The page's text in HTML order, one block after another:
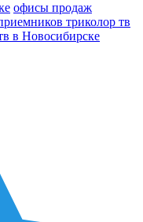
офисы продаж
триколор тв
в Новосибирске